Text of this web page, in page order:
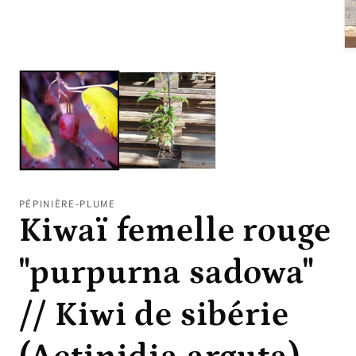
PÉPINIÈRE-PLUME
Kiwaï femelle rouge
"purpurna sadowa"
// Kiwi de sibérie